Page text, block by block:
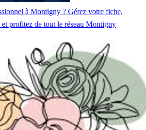
à Montigny ? Gérez votre fiche,
profitez de tout le réseau Montigny